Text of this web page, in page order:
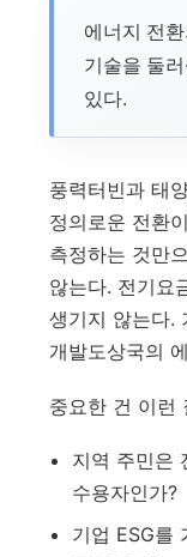
에너지 전
기술을 둘
있다.
풍력터빈과 태
정의로운 전환
측정하는 것만
않는다. 전기요
생기지 않는다.
개발도상국의
중요한 건 이런
지역 주민은
수용자인가?
기업 ESG를